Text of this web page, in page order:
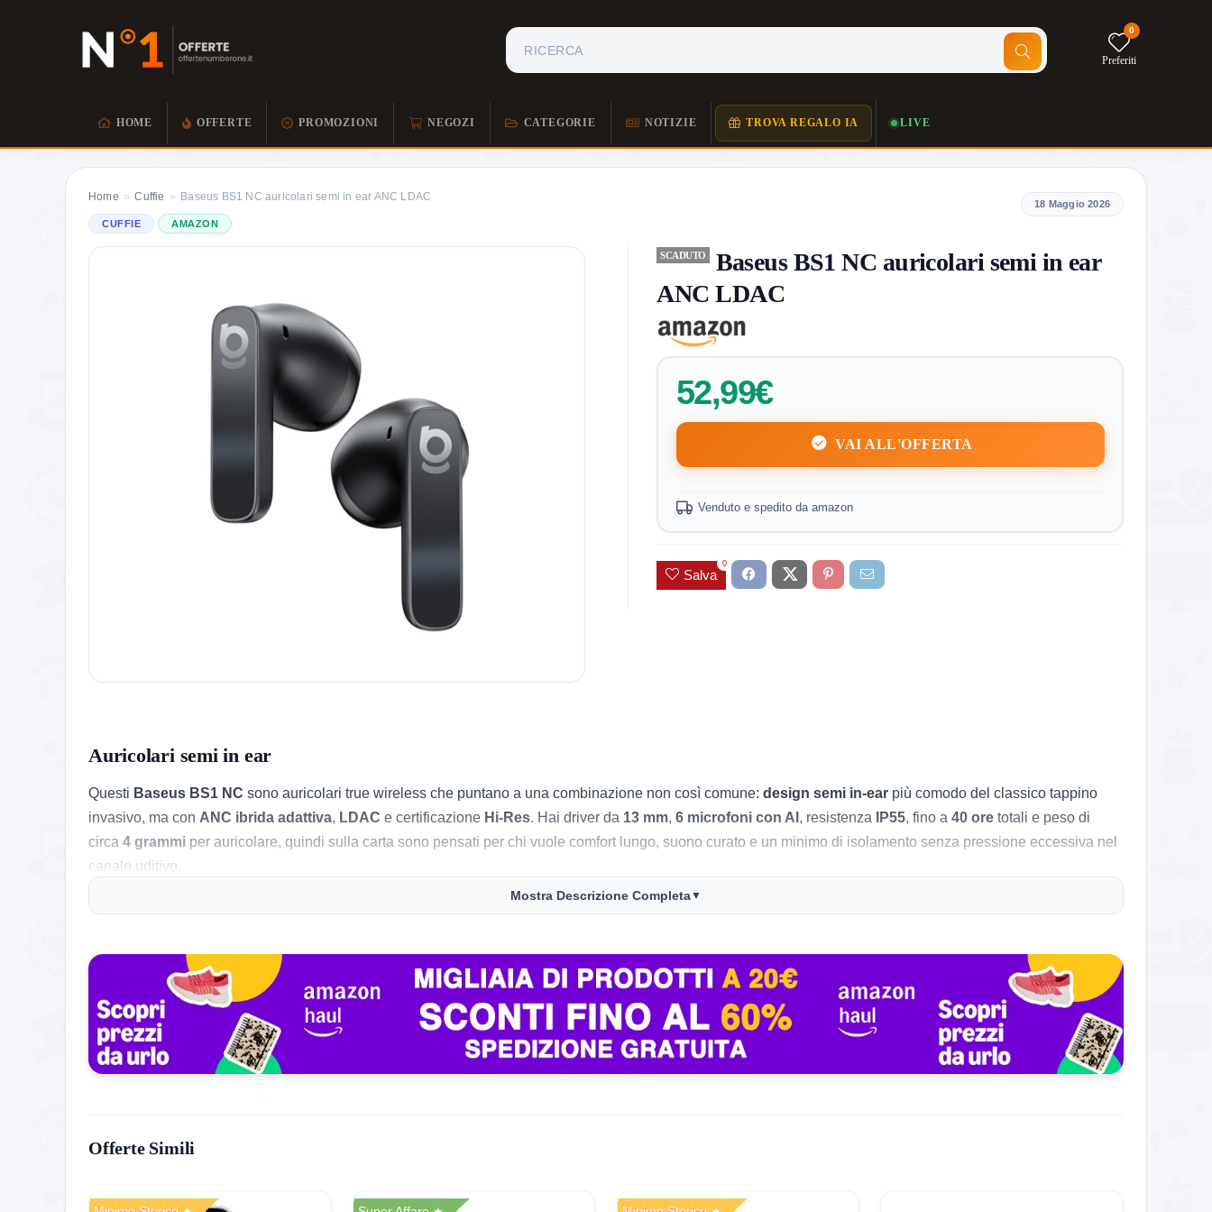
0
Preferiti
HOME OFFERTE PROMOZIONI NEGOZI CATEGORIE NOTIZIE TROVA REGALO IA LIVE
Home » Cuffie » Baseus BS1 NC auricolari semi in ear ANC LDAC
CUFFIE AMAZON
SCADUTO
Baseus BS1 NC auricolari semi in ear
ANC LDAC
52,99€
VAI ALL'OFFERTA
Venduto e spedito da amazon
Salva
0
18 Maggio 2026
Auricolari semi in ear
Questi Baseus BS1 NC sono auricolari true wireless che puntano a una combinazione non così comune: design semi in-ear più comodo del classico tappino
invasivo, ma con ANC ibrida adattiva, LDAC e certificazione Hi-Res. Hai driver da 13 mm, 6 microfoni con AI, resistenza IP55, fino a 40 ore totali e peso di
circa 4 grammi per auricolare, quindi sulla carta sono pensati per chi vuole comfort lungo, suono curato e un minimo di isolamento senza pressione eccessiva nel
canale uditivo.
La cosa interessante è proprio il posizionamento: non sono i classici in-ear chiusi da palestra dura e pura, ma un modello che prova a stare in mezzo tra comodità,
qui il pacchetto inizia a diventare davvero interessante.
Le cose pratiche che contano
Il punto forte vero è il mix traLDAC,driver 13 mm eaudio spaziale 3D
, che sulla carta alza parecchio il livello rispetto agli auricolari economici da puro
sottofondo. In più la cancellazione del rumore è
, quindi regola il livello in tempo reale in base all’ambiente, mentre i 6 microfoni AIcon riduzione del
rumore del vento aiutano nelle chiamate sia al chiuso sia fuori casa.
modelli in-ear classici con gommini ben chiusi.
Pregi concreti, difetti veri
Mostra Descrizione Completa▼
Offerte Simili